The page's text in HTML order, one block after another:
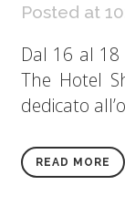
Posted at
Dal 16 al
The Hotel
dedicato
READ MORE